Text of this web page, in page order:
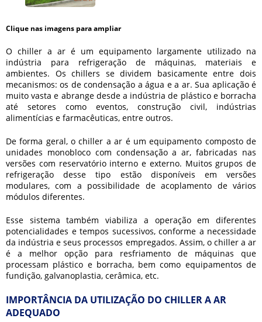
Clique nas imagens para ampliar
O chiller a ar é um equipamento largamente utilizado na
indústria para refrigeração de máquinas, materiais e
ambientes. Os chillers se dividem basicamente entre dois
mecanismos: os de condensação a água e a ar. Sua aplicação é
muito vasta e abrange desde a indústria de plástico e borracha
até setores como eventos, construção civil, indústrias
alimentícias e farmacêuticas, entre outros.
De forma geral, ochiller a ar é um equipamento composto de
unidades monobloco com condensação a ar, fabricadas nas
versões com reservatório interno e externo. Muitos grupos de
refrigeração desse tipo estão disponíveis em versões
modulares, com a possibilidade de acoplamento de vários
módulos diferentes.
Esse sistema também viabiliza a operação em diferentes
potencialidades e tempos sucessivos, conforme a necessidade
da indústria e seus processos empregados. Assim, o chiller a ar
é a melhor opção para resfriamento de máquinas que
processam plástico e borracha, bem como equipamentos de
fundição, galvanoplastia, cerâmica, etc.
IMPORTÂNCIA DA UTILIZAÇÃO DO CHILLER A AR
ADEQUADO